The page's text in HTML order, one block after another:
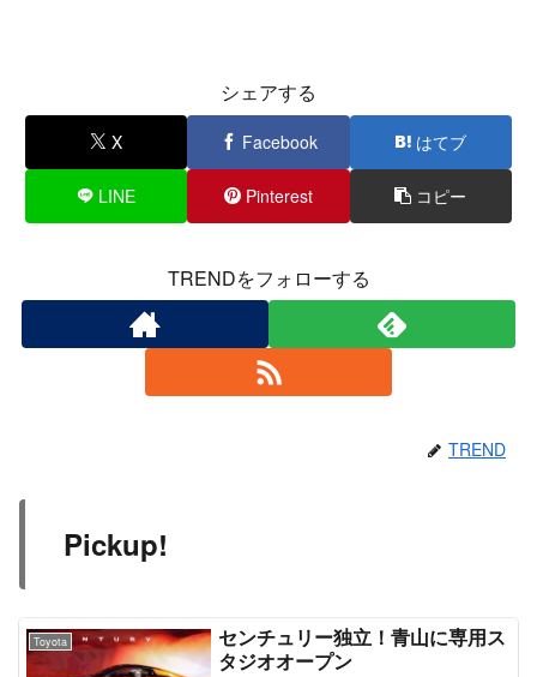
シェアする
X Facebook はてブ
LINE Pinterest コピー
TRENDをフォローする
TREND
Pickup!
Toyota
センチュリー独立！青山に専用ス
タジオオープン